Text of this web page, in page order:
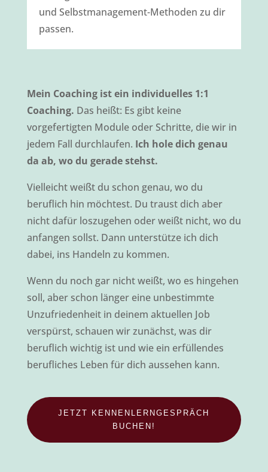
und Selbstmanagement-Methoden zu dir
passen.
Mein Coaching ist ein individuelles 1:1
Coaching. Das heißt: Es gibt keine
vorgefertigten Module oder Schritte, die wir in
jedem Fall durchlaufen. Ich hole dich genau
da ab, wo du gerade stehst.
Vielleicht weißt du schon genau, wo du
beruflich hin möchtest. Du traust dich aber
nicht dafür loszugehen oder weißt nicht, wo du
anfangen sollst. Dann unterstütze ich dich
dabei, ins Handeln zu kommen.
Wenn du noch gar nicht weißt, wo es hingehen
soll, aber schon länger eine unbestimmte
Unzufriedenheit in deinem aktuellen Job
verspürst, schauen wir zunächst, was dir
beruflich wichtig ist und wie ein erfüllendes
berufliches Leben für dich aussehen kann.
JETZT KENNENLERNGESPRÄCH
BUCHEN!